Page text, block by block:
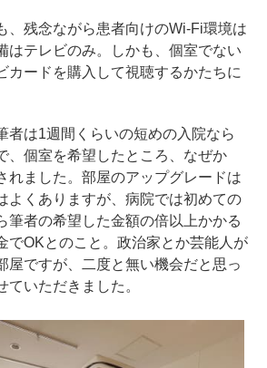
、残念ながら患者向けのWi-Fi環境は
はテレビのみ。しかも、個室でない
カードを購入して視聴するかたちに
者は1週間くらいの短めの入院なら
、個室を希望したところ、なぜか
れました。部屋のアップグレードは
よくありますが、病院では初めての
筆者の希望した金額の倍以上かかる
でOKとのこと。政治家とか芸能人が
屋ですが、二度と無い機会だと思っ
ていただきました。